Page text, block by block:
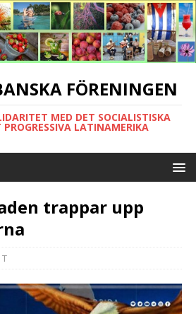
FÖRENINGEN
MED DET SOCIALISTISKA
PROGRESSIVA LATINAMERIKA
trappar upp